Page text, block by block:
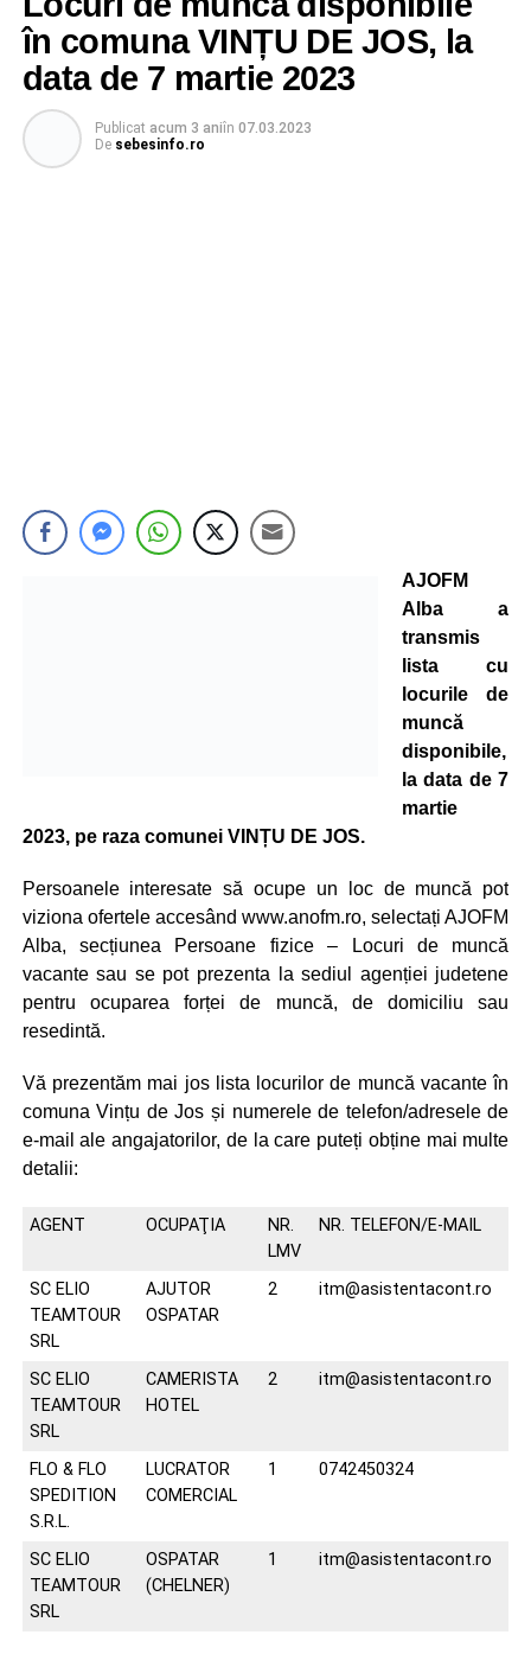
în comuna VINȚU DE JOS, la
data de 7 martie 2023
Publicat acum 3 aniîn 07.03.2023
De sebesinfo.ro
AJOFM
Alba a
transmis
lista cu
locurile de
muncă
disponibile,
la data de 7
martie
2023, pe raza comunei VINȚU DE JOS.
Persoanele interesate să ocupe un loc de muncă pot
viziona ofertele accesând www.anofm.ro, selectați AJOFM
Alba, secțiunea Persoane fizice – Locuri de muncă
vacante sau se pot prezenta la sediul agenției judetene
pentru ocuparea forței de muncă, de domiciliu sau
resedintă.
Vă prezentăm mai jos lista locurilor de muncă vacante în
comuna Vințu de Jos și numerele de telefon/adresele de
e-mail ale angajatorilor, de la care puteți obține mai multe
detalii:
AGENT OCUPAŢIA
NR.
LMV
NR. TELEFON/E-MAIL
SC ELIO
TEAMTOUR
SRL
AJUTOR
OSPATAR
2 itm@asistentacont.ro
SC ELIO
TEAMTOUR
SRL
CAMERISTA
HOTEL
2 itm@asistentacont.ro
FLO & FLO
SPEDITION
S.R.L.
LUCRATOR
COMERCIAL
1 0742450324
SC ELIO
TEAMTOUR
SRL
OSPATAR
(CHELNER)
1 itm@asistentacont.ro